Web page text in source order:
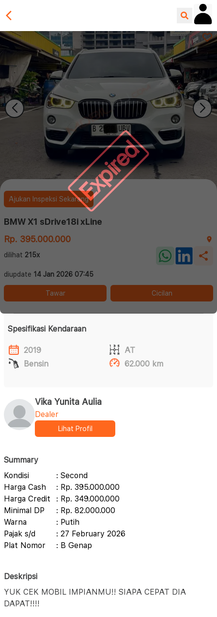
Expired
Ajukan Inspeksi Sekarang
BMW X1 sDrive18i xLine
Rp. 395.000.000
dilihat 215x
diupdate 14 Jan 2026 07:45
Tawar Cicilan
Spesifikasi Kendaraan
2019
AT
Bensin
62.000 km
Vika Yunita Aulia
Dealer
Lihat Profil
Summary
Kondisi
: Second
Harga Cash
: Rp. 395.000.000
Harga Credit
: Rp. 349.000.000
Minimal DP
: Rp. 82.000.000
Warna
: Putih
Pajak s/d
: 27 February 2026
Plat Nomor
: B Genap
Deskripsi
YUK CEK MOBIL IMPIANMU!! SIAPA CEPAT DIA
DAPAT!!!!